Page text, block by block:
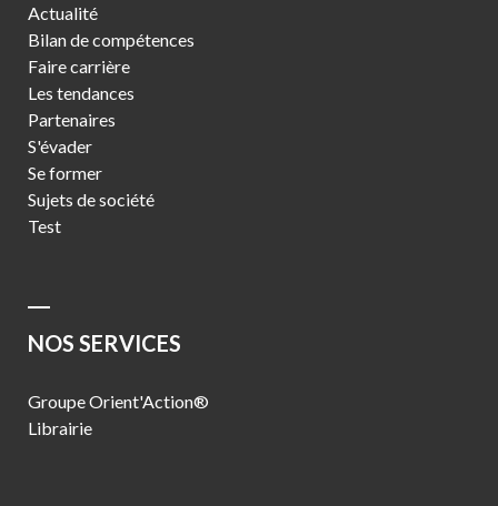
Actualité
Bilan de compétences
Faire carrière
Les tendances
Partenaires
S'évader
Se former
Sujets de société
Test
NOS SERVICES
Groupe Orient'Action®
Librairie